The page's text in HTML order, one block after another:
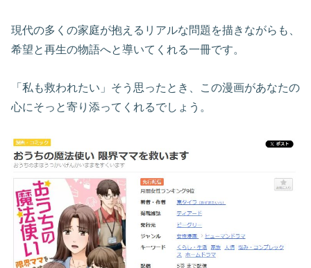
現代の多くの家庭が抱えるリアルな問題を描きながらも、
希望と再生の物語へと導いてくれる一冊です。
「私も救われたい」そう思ったとき、この漫画があなたの
心にそっと寄り添ってくれるでしょう。